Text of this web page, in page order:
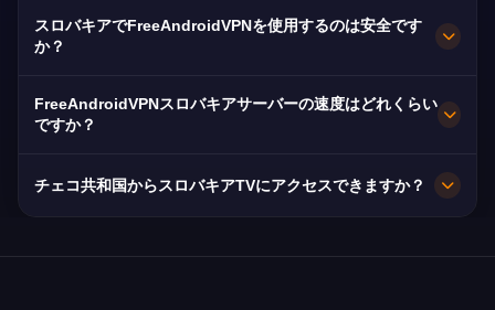
FreeAndroidVPNはブラチスラバ、コシツェ、プ
レショフにスロバキア全土で複数の高速サーバー
のための10Gbps接続を備えています。場所やニ
ーズに基づいてアプリで最適なスロバキアの都市
スロバキアでFreeAndroidVPNを使用するのは安全です
か？
もちろんです。AES-256暗号化とノーログ方式。
EU GDPRの保護とスロバキアのデータ保護が適
FreeAndroidVPNスロバキアサーバーの速度はどれくらい
ですか？
とOrange SKの光ファイバーで平均70Mbpsの強
チェコ共和国からスロバキアTVにアクセスできますか？
バキアTVチャンネルはスロバキア国外ではジオブ